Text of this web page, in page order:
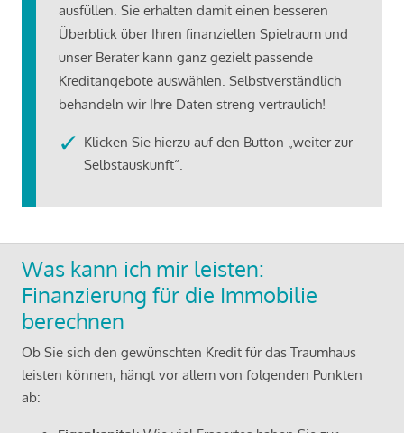
ausfüllen. Sie erhalten damit einen besseren
Überblick über Ihren finanziellen Spielraum und
unser Berater kann ganz gezielt passende
Kreditangebote auswählen. Selbstverständlich
behandeln wir Ihre Daten streng vertraulich!
Klicken Sie hierzu auf den Button „weiter zur
Selbstauskunft“.
Was kann ich mir leisten:
Finanzierung für die Immobilie
berechnen
Ob Sie sich den gewünschten Kredit für das Traumhaus
leisten können, hängt vor allem von folgenden Punkten
ab: